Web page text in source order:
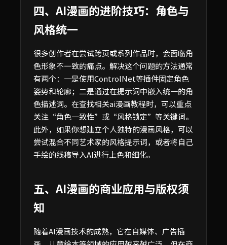
四、AI漫画的进阶技巧：角色与
风格统一
很多创作者在尝试跨页或系列作品时，会面临角
色形象不一致的痛点。解决这个问题的方法通常
有两个：一是使用ControlNet等插件固定角色
姿势和轮廓；二是通过在提示词中嵌入统一的角
色描述词。在查找相关ai漫画教程时，可以重点
关注“角色一致性”或“风格锁定”等关键词。
此外，如果你想建立个人独特的漫画风格，可以
尝试混合不同艺术家的风格提示词，或者将自己
手绘的线稿导入AI进行上色和细化。
五、AI漫画的商业应用与版权须
知
随着AI漫画技术的成熟，它在自媒体、广告插